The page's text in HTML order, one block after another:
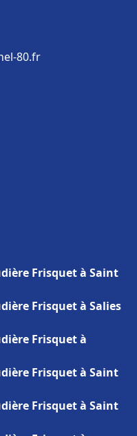
80.fr
Frisquet à Saint
Frisquet à Salies
Frisquet à
Frisquet à Saint
Frisquet à Saint